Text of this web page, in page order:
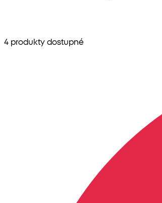
4 produkty dostupné